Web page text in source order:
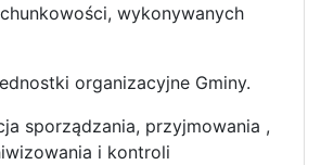
wykonywanych
organizacyjne Gminy.
sporządzania, przyjmowania ,
i kontroli